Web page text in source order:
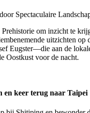
om inzicht te
uitzichten
Eugster—die aan de
Oostkust voor de nacht.
en keer terug naar Taipei